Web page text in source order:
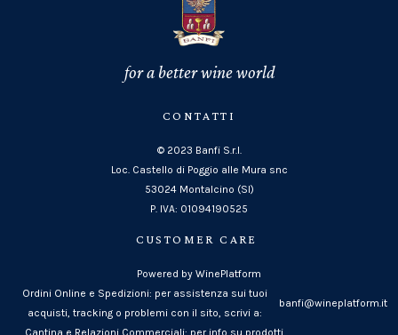
for a better wine world
CONTATTI
© 2023 Banfi S.r.l.
Loc. Castello di Poggio alle Mura snc
53024 Montalcino (SI)
P. IVA: 01094190525
CUSTOMER CARE
Powered by WinePlatform
Ordini Online e Spedizioni: per assistenza sui tuoi
acquisti, tracking o problemi con il sito, scrivi a:
banfi@wineplatform.it
Cantina e Relazioni Commerciali: per info su prodotti,